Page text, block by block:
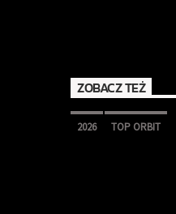
ZOBACZ TEŻ
2026 TOP ORBIT